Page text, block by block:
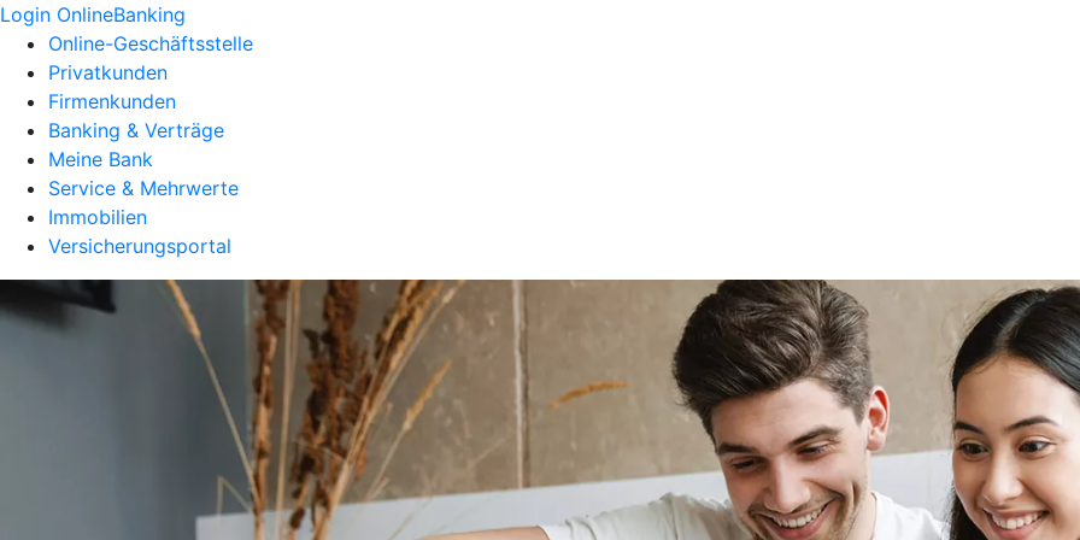
Login OnlineBanking
Online-Geschäftsstelle
Privatkunden
Firmenkunden
Banking & Verträge
Meine Bank
Service & Mehrwerte
Immobilien
Versicherungsportal